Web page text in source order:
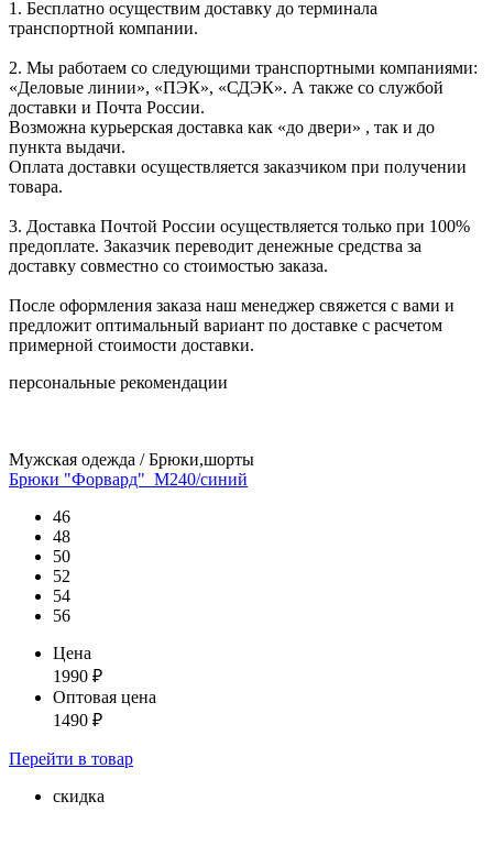
1. Бесплатно осуществим доставку до терминала
транспортной компании.
2. Мы работаем со следующими транспортными компаниями:
«Деловые линии», «ПЭК», «СДЭК». А также со службой
доставки и Почта России.
Возможна курьерская доставка как «до двери» , так и до
пункта выдачи.
Оплата доставки осуществляется заказчиком при получении
товара.
3. Доставка Почтой России осуществляется только при 100%
предоплате. Заказчик переводит денежные средства за
доставку совместно со стоимостью заказа.
После оформления заказа наш менеджер свяжется с вами и
предложит оптимальный вариант по доставке с расчетом
примерной стоимости доставки.
персональные рекомендации
Мужская одежда / Брюки,шорты
Брюки "Форвард"_М240/синий
46
48
50
52
54
56
Цена
1990 ₽
Оптовая цена
1490 ₽
Перейти в товар
скидка